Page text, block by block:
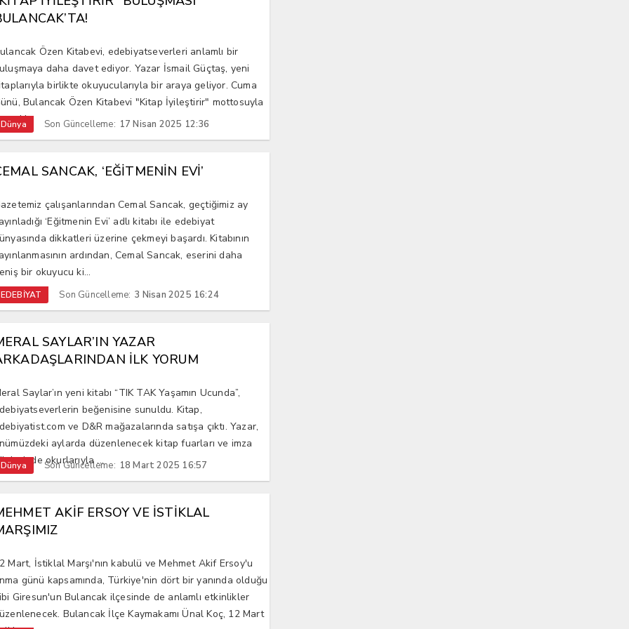
Özen Kitabevi, edebiyatseverleri anlamlı bir
daha davet ediyor. Yazar İsmail Güçtaş, yeni
birlikte okuyucularıyla bir araya geliyor. Cuma
Bulancak Özen Kitabevi "Kitap İyileştirir" mottosuyla
Dünya Son Güncelleme: 17 Nisan 2025 12:36
SANCAK, ‘EĞİTMENİN EVİ’
çalışanlarından Cemal Sancak, geçtiğimiz ay
‘Eğitmenin Evi’ adlı kitabı ile edebiyat
dikkatleri üzerine çekmeyi başardı. Kitabının
ardından, Cemal Sancak, eserini daha
bir okuyucu ki...
EDEBİYAT Son Güncelleme: 3 Nisan 2025 16:24
SAYLAR’IN YAZAR
İLK YORUM
Saylar’ın yeni kitabı “TIK TAK Yaşamın Ucunda”,
beğenisine sunuldu. Kitap,
ve D&R mağazalarında satışa çıktı. Yazar,
aylarda düzenlenecek kitap fuarları ve imza
okurlarıyla ...
Dünya Son Güncelleme: 18 Mart 2025 16:57
AKİF ERSOY VE İSTİKLAL
Mart, İstiklal Marşı'nın kabulü ve Mehmet Akif Ersoy'u
günü kapsamında, Türkiye'nin dört bir yanında olduğu
Giresun'un Bulancak ilçesinde de anlamlı etkinlikler
Bulancak İlçe Kaymakamı Ünal Koç, 12 Mart